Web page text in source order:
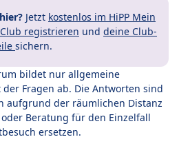
Jetzt kostenlos im HiPP Mein
registrieren und deine Club-
sichern.
bildet nur allgemeine
Fragen ab. Die Antworten sind
aufgrund der räumlichen Distanz
Beratung für den Einzelfall
ersetzen.